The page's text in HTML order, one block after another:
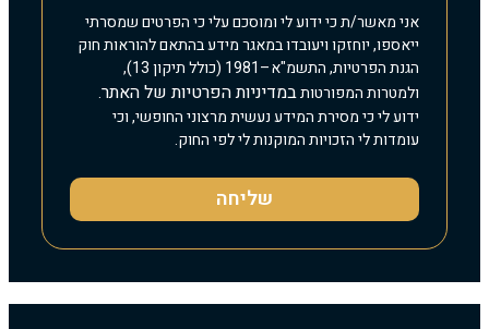
אני מאשר/ת כי ידוע לי ומוסכם עלי כי הפרטים שמסרתי
ייאספו, יוחזקו ויעובדו במאגר מידע בהתאם להוראות חוק
הגנת הפרטיות, התשמ"א–1981 (כולל תיקון 13),
ולמטרות המפורטותבמדיניות הפרטיות של האתר.
ידוע לי כי מסירת המידע נעשית מרצוני החופשי, וכי
עומדות לי הזכויות המוקנות לי לפי החוק.
שליחה